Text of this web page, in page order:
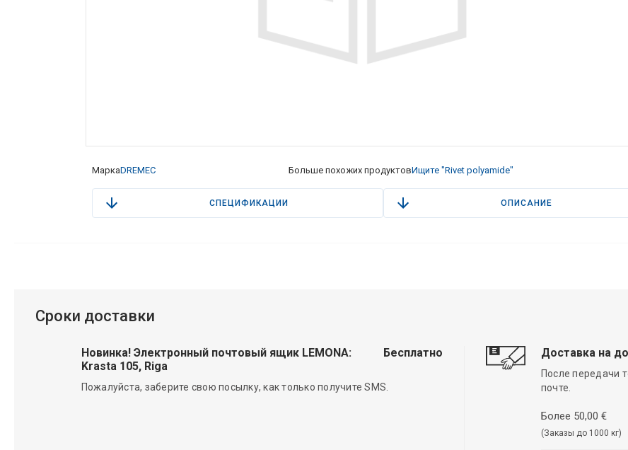
МаркаDREMEC Больше похожих продуктовИщите "Rivet polyamide"
СПЕЦИФИКАЦИИ ОПИСАНИЕ
Сроки доставки
Новинка! Электронный почтовый ящик LEMONA:
Krasta 105, Riga
Бесплатно
Пожалуйста, заберите свою посылку, как только получите SMS.
Доставка на
После передачи
почте.
Более 50,00 €
(Заказы до 1000 кг)